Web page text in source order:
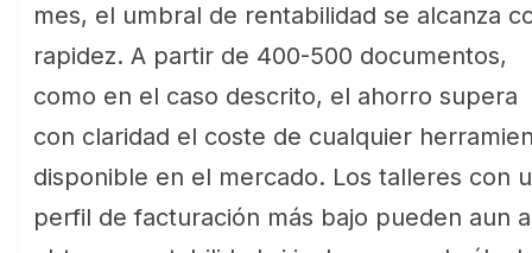
mes, el umbral de rentabilidad se alcanza
rapidez. A partir de 400-500 documentos,
como en el caso descrito, el ahorro supera
con claridad el coste de cualquier
disponible en el mercado. Los talleres con
perfil de facturación más bajo pueden aun